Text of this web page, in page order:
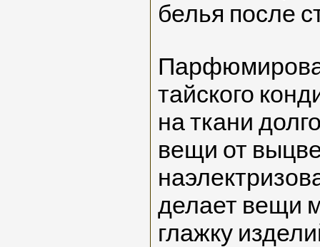
белья после
тайского
на ткани
вещи от
делает вещи
глажку